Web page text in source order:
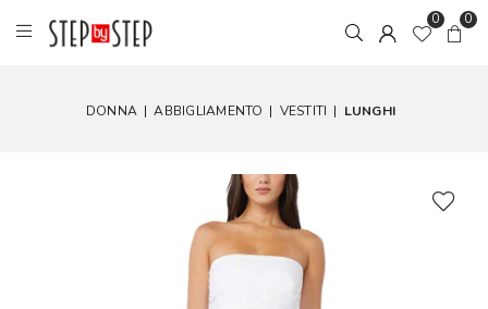
0 0
DONNA | ABBIGLIAMENTO | VESTITI | LUNGHI